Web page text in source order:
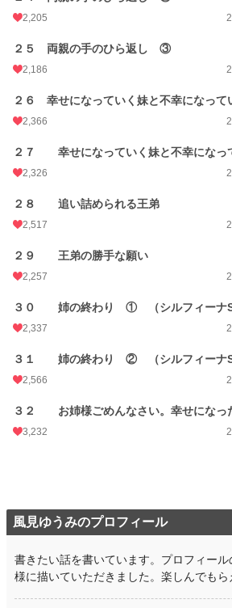
2,205
２５ 両親の手のひら返し ③
2,186
２６ 幸せになっていく妹と不幸になっ
2,366
２７ 幸せになっていく妹と不幸にな
2,326
２８ 追い詰められる王弟
2,517
２９ 王弟の勝手な願い
2,257
３０ 姉の終わり ① （シルフィーナ
2,337
３１ 姉の終わり ② （シルフィーナ
2,566
３２ お姉様ごめんなさい。幸せになっ
3,232
風見ゆうみのプロフィール
書きたい話を書いています。プロフィー
様に描いていただきました。楽しんでもら